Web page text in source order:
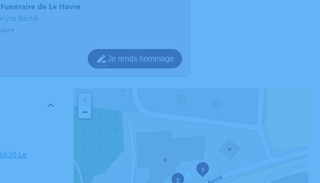
de Le Havre
Bastié
Je rends hommage
Le
1
2
−